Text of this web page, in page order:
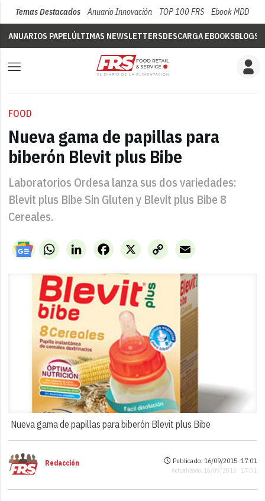
Temas Destacados Anuario Innovación TOP 100 FRS Ebook MDD
ANUARIOS PAPELÚLTIMAS NEWSLETTERSDESCARGA EBOOKSBLOGS
FOOD
Nueva gama de papillas para
biberón Blevit plus Bibe
Laboratorios Ordesa lanza sus dos variedades:
Blevit plus Bibe Sin Gluten y Blevit plus Bibe 8
Cereales.
WhatsAppLinkedIn X
Facebook
Copy
Link
Email
Nueva gama de papillas para biberón Blevit plus Bibe
Redacción Publicado: 16/09/2015 ·17:01
Actualizado: 16/09/2015 · 17:01